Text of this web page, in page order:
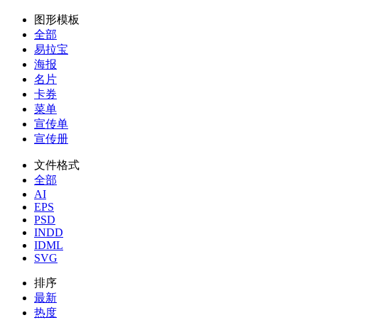
图形模板
全部
易拉宝
海报
名片
卡券
菜单
宣传单
宣传册
文件格式
全部
AI
EPS
PSD
INDD
IDML
SVG
排序
最新
热度